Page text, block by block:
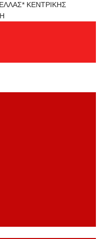
ΚΕΝΤΡΙΚΗΣ